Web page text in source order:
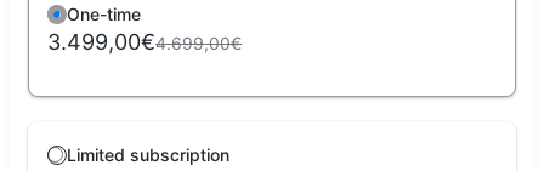
One-time
3.499,00€4.699,00€
Limited subscription